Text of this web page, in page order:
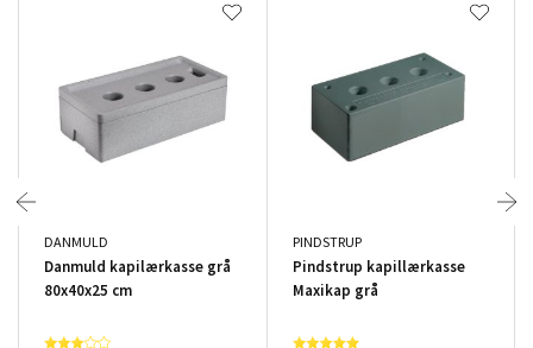
DANMULD
Danmuld kapilærkasse grå
80x40x25 cm
PINDSTRUP
Pindstrup kapillærkasse
Maxikap grå